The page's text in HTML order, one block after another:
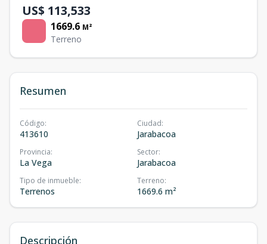
US$ 113,533
1669.6 M²
Terreno
Resumen
Código:
413610
Ciudad:
Jarabacoa
Provincia:
La Vega
Sector:
Jarabacoa
Tipo de inmueble:
Terrenos
Terreno:
1669.6 m²
Descripción